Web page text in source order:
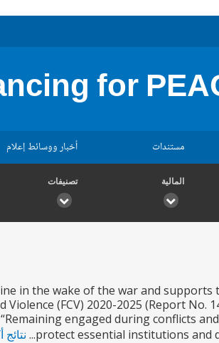
for
مستندات أخبار ووسائط إعلام
المالية تصنيفات
in the wake of the war and
(FCV) 2020-2025 (Report No.
engaged during conflicts
protect essential institutions and
نتائج